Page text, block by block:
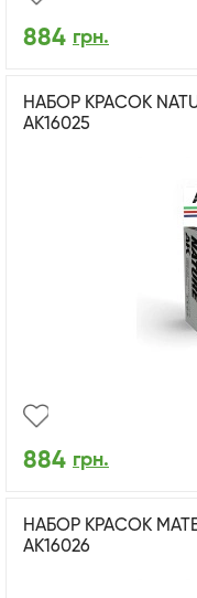
884 грн.
НАБОР КРАСОК
AK16025
884 грн.
НАБОР КРАСОК
AK16026